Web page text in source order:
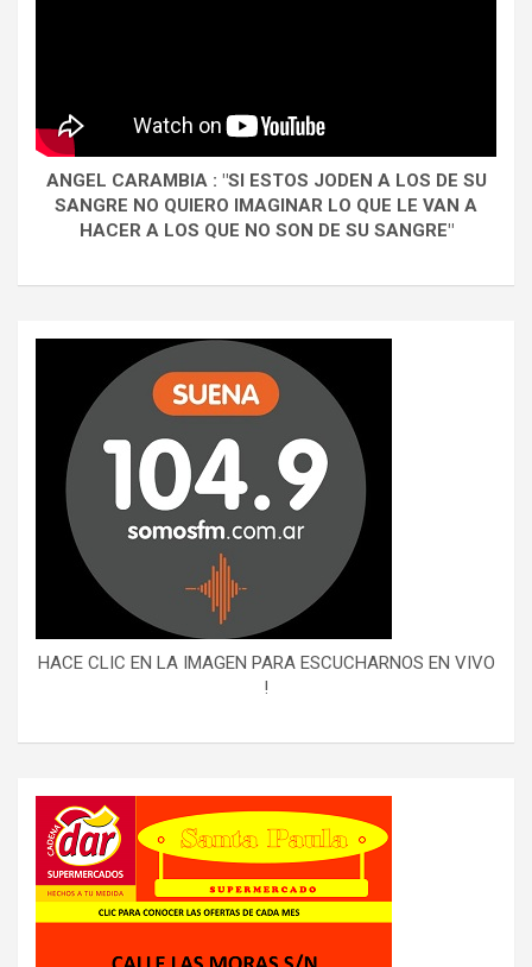
ANGEL CARAMBIA : "SI ESTOS JODEN A LOS DE SU
SANGRE NO QUIERO IMAGINAR LO QUE LE VAN A
HACER A LOS QUE NO SON DE SU SANGRE"
HACE CLIC EN LA IMAGEN PARA ESCUCHARNOS EN VIVO
!